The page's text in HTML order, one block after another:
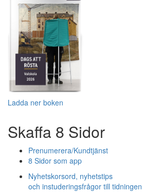
Ladda ner boken
Skaffa 8 Sidor
Prenumerera/Kundtjänst
8 Sidor som app
Nyhetskorsord, nyhetstips
och instuderingsfrågor till tidningen